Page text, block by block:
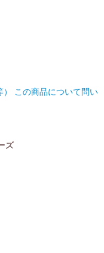
この商品について問い
ズ